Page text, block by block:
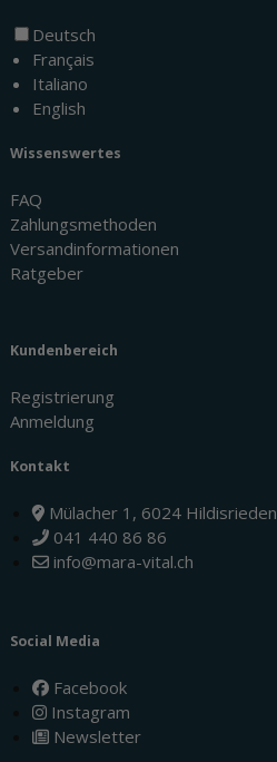
Deutsch
Français
Italiano
English
Wissenswertes
FAQ
Zahlungsmethoden
Versandinformationen
Ratgeber
Kundenbereich
Registrierung
Anmeldung
Kontakt
Mülacher 1, 6024 Hildisrieden
041 440 86 86
info@mara-vital.ch
Social Media
Facebook
Instagram
Newsletter